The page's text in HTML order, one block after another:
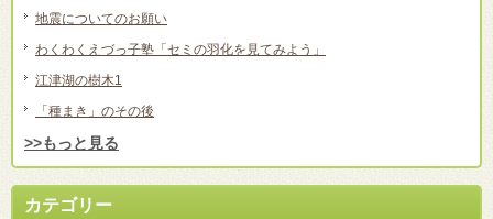
地震についてのお願い
わくわくえづっ子塾「セミの羽化を見てみよう」
江津湖の樹木1
「種まき」のその後
>>もっと見る
カテゴリー